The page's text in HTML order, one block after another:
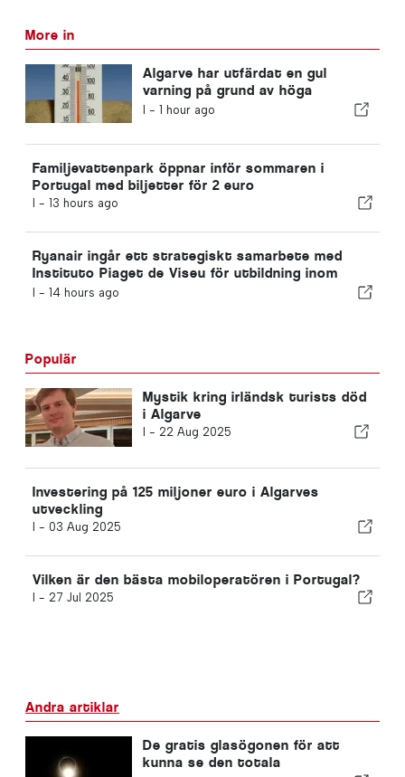
More in
Algarve har utfärdat en gul
varning på grund av höga
temperaturer
I - 1 hour ago
Familjevattenpark öppnar inför sommaren i
Portugal med biljetter för 2 euro
I - 13 hours ago
Ryanair ingår ett strategiskt samarbete med
Instituto Piaget de Viseu för utbildning inom
flygbranschen i Portugal
I - 14 hours ago
Populär
Mystik kring irländsk turists död
i Algarve
I - 22 Aug 2025
Investering på 125 miljoner euro i Algarves
utveckling
I - 03 Aug 2025
Vilken är den bästa mobiloperatören i Portugal?
I - 27 Jul 2025
Andra artiklar
De gratis glasögonen för att
kunna se den totala